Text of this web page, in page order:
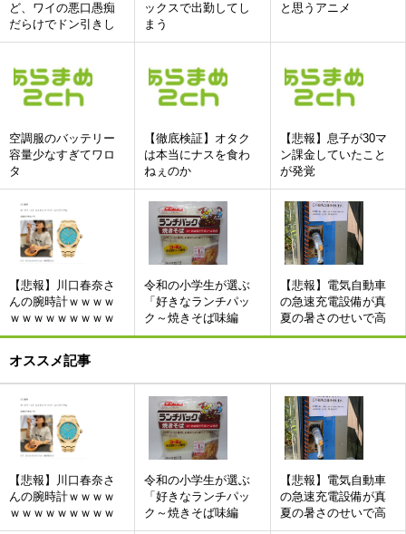
ど、ワイの悪口愚痴
だらけでドン引きし
た
ックスで出勤してし
まう
と思うアニメ
空調服のバッテリー
容量少なすぎてワロ
タ
【徹底検証】オタク
は本当にナスを食わ
ねぇのか
【悲報】息子が30マ
ン課金していたこと
が発覚
【悲報】川口春奈さ
んの腕時計ｗｗｗｗ
ｗｗｗｗｗｗｗｗｗ
令和の小学生が選ぶ
「好きなランチパッ
ク～焼きそば味編
～」ランキング
【悲報】電気自動車
の急速充電設備が真
夏の暑さのせいで高
温異常のエラーが出
w
オススメ記事
【悲報】川口春奈さ
んの腕時計ｗｗｗｗ
ｗｗｗｗｗｗｗｗｗ
令和の小学生が選ぶ
「好きなランチパッ
ク～焼きそば味編
～」ランキング
【悲報】電気自動車
の急速充電設備が真
夏の暑さのせいで高
温異常のエラーが出